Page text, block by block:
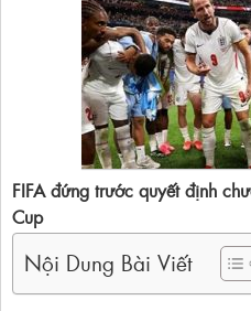
FIFA đứng trước quyết định
Cup
Nội Dung Bài Viết